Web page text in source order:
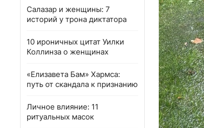
Салазар и женщины: 7
историй у трона диктатора
10 ироничных цитат Уилки
Коллинза о женщинах
«Елизавета Бам» Хармса:
путь от скандала к признанию
Личное влияние: 11
ритуальных масок